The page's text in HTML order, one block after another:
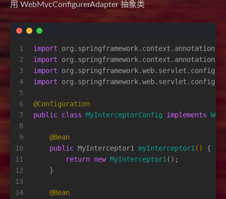
用 WebMvcConfigurerAdapter 抽象类
1
2
3
4
5
6
7
8
9
10
11
12
13
14
import
import
import
import
@Configuration
public class MyInterceptorConfig implements
@Bean
public MyInterceptor1 myInterceptor1 ()
{
return new MyInterceptor1 ();
    }
@Bean